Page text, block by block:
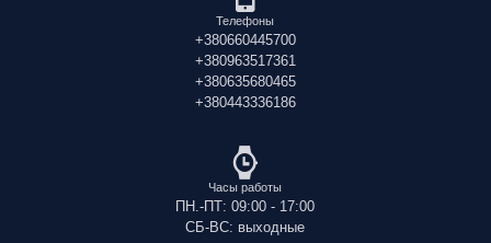
Телефоны
+380660445700
+380963517361
+380635680465
+380443336186
Часы работы
ПН.-ПТ: 09:00 - 17:00
СБ-ВС: выходные